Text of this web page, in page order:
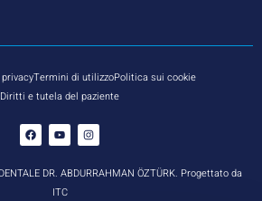
Termini di utilizzoPolitica sui cookie
Diritti e tutela del paziente
DR. ABDURRAHMAN ÖZTÜRK. Progettato da
ITC